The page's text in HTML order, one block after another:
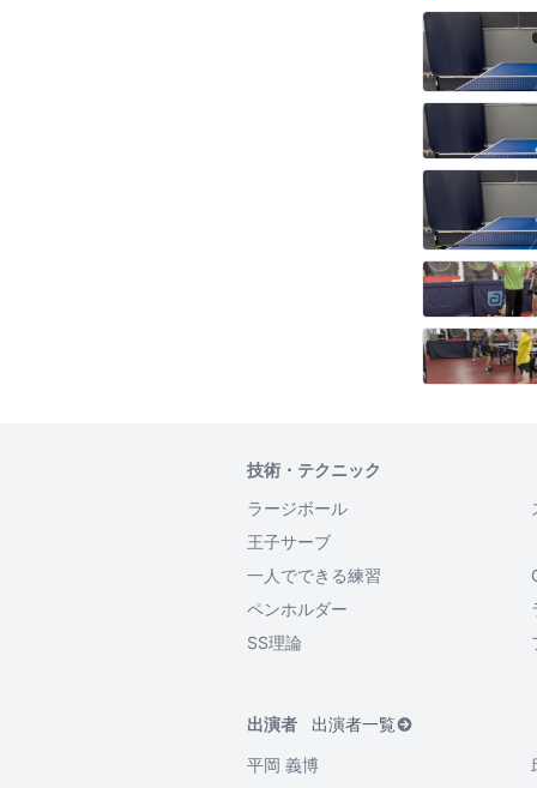
技術・テクニック
ラージボール
王子サーブ
一人でできる練習
ペンホルダー
SS理論
出演者
出演者一覧
平岡 義博